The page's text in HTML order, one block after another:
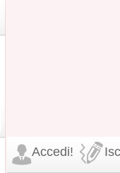
Accedi!